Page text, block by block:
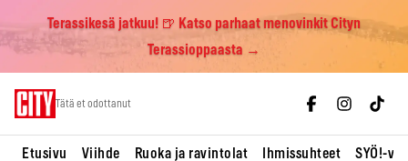
Terassikesä jatkuu! 🍺 Katso parhaat menovinkit Cityn
Terassioppaasta →
Tätä et odottanut
Etusivu Viihde Ruoka ja ravintolat Ihmissuhteet SYÖ!-